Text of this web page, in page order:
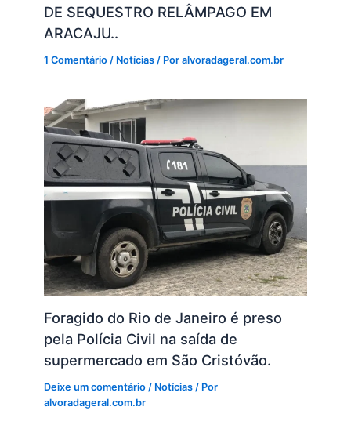
DE SEQUESTRO RELÂMPAGO EM
ARACAJU..
1 Comentário / Notícias / Poralvoradageral.com.br
Foragido do Rio de Janeiro é preso
pela Polícia Civil na saída de
supermercado em São Cristóvão.
Deixe um comentário / Notícias / Por
alvoradageral.com.br